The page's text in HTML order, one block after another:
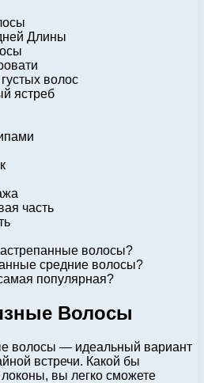
Длины
волос
ястреб
часть
волосы?
средние волосы?
популярная?
Волосы
волосы — идеальный вариант
встречи. Какой бы
вы легко сможете